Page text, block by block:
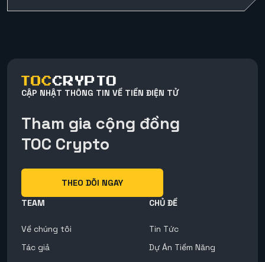
CẬP NHẬT THÔNG TIN VỀ TIỀN ĐIỆN TỬ
Tham gia cộng đồng
TOC Crypto
THEO DÕI NGAY
TEAM
Về chúng tôi
Tác giả
CHỦ ĐỀ
Tin Tức
Dự Án Tiềm Năng